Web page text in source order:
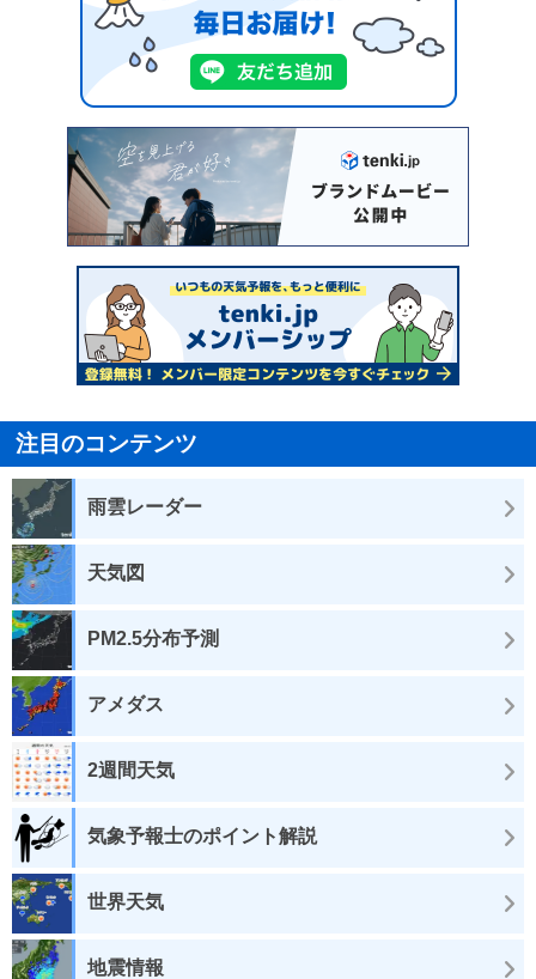
注目のコンテンツ
雨雲レーダー
天気図
PM2.5分布予測
アメダス
2週間天気
気象予報士のポイント解説
世界天気
地震情報